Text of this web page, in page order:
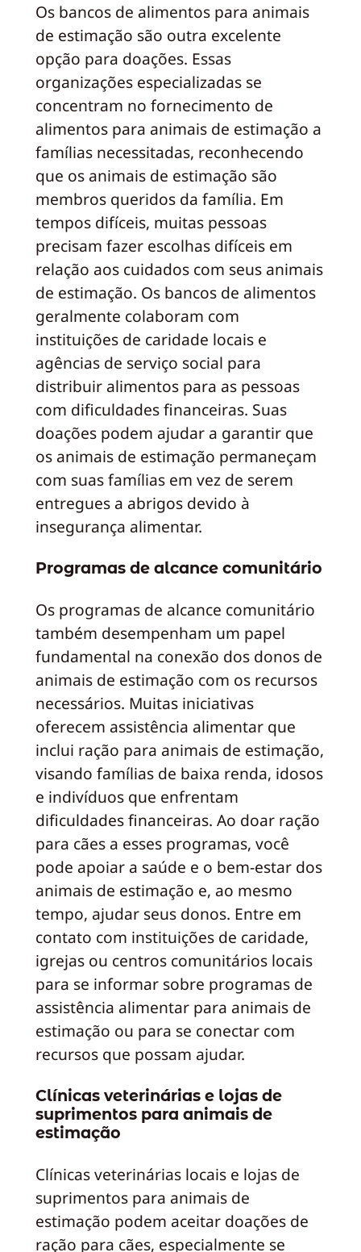
Os bancos de alimentos para animais
de estimação são outra excelente
opção para doações. Essas
organizações especializadas se
concentram no fornecimento de
alimentos para animais de estimação a
famílias necessitadas, reconhecendo
que os animais de estimação são
membros queridos da família. Em
tempos difíceis, muitas pessoas
precisam fazer escolhas difíceis em
relação aos cuidados com seus animais
de estimação. Os bancos de alimentos
geralmente colaboram com
instituições de caridade locais e
agências de serviço social para
distribuir alimentos para as pessoas
com dificuldades financeiras. Suas
doações podem ajudar a garantir que
os animais de estimação permaneçam
com suas famílias em vez de serem
entregues a abrigos devido à
insegurança alimentar.
Programas de alcance comunitário
Os programas de alcance comunitário
também desempenham um papel
fundamental na conexão dos donos de
animais de estimação com os recursos
necessários. Muitas iniciativas
oferecem assistência alimentar que
inclui ração para animais de estimação,
visando famílias de baixa renda, idosos
e indivíduos que enfrentam
dificuldades financeiras. Ao doar ração
para cães a esses programas, você
pode apoiar a saúde e o bem-estar dos
animais de estimação e, ao mesmo
tempo, ajudar seus donos. Entre em
contato com instituições de caridade,
igrejas ou centros comunitários locais
para se informar sobre programas de
assistência alimentar para animais de
estimação ou para se conectar com
recursos que possam ajudar.
Clínicas veterinárias e lojas de
suprimentos para animais de
estimação
Clínicas veterinárias locais e lojas de
suprimentos para animais de
estimação podem aceitar doações de
ração para cães, especialmente se